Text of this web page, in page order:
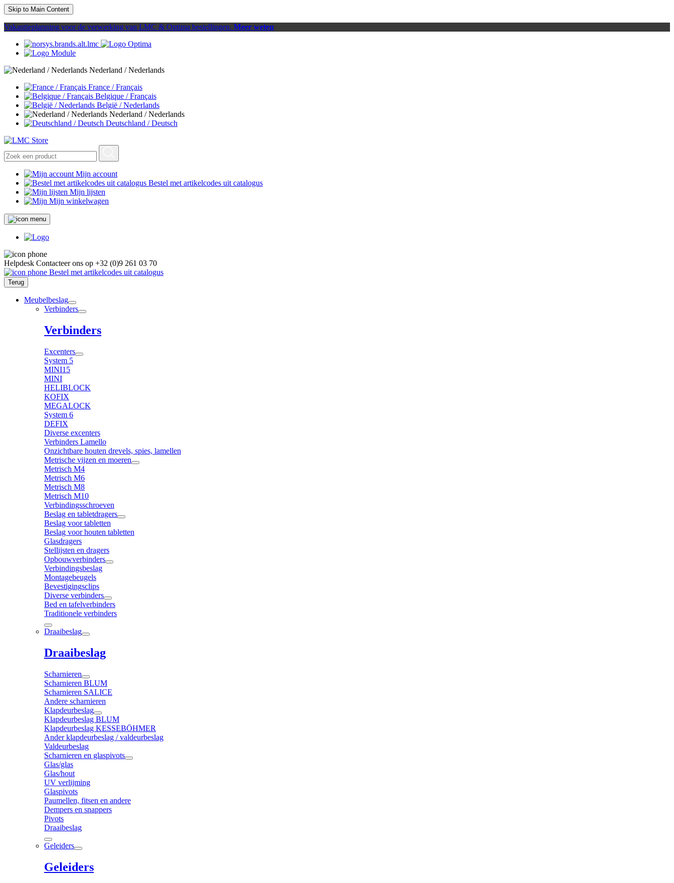
Skip to Main Content
Vakantieplanning voor de verwerking van LMC & Optima bestellingen. Meer weten
Nederland / Nederlands
France / Français
Belgique / Français
België / Nederlands
Nederland / Nederlands
Deutschland / Deutsch
Mijn account
Bestel met artikelcodes uit catalogus
Mijn lijsten
Mijn winkelwagen
Helpdesk Contacteer ons op +32 (0)9 261 03 70
Bestel met artikelcodes uit catalogus
Terug
Meubelbeslag
Verbinders
Verbinders
Excenters
System 5
MINI15
MINI
HELIBLOCK
KOFIX
MEGALOCK
System 6
DEFIX
Diverse excenters
Verbinders Lamello
Onzichtbare houten drevels, spies, lamellen
Metrische vijzen en moeren
Metrisch M4
Metrisch M6
Metrisch M8
Metrisch M10
Verbindingsschroeven
Beslag en tabletdragers
Beslag voor tabletten
Beslag voor houten tabletten
Glasdragers
Stellijsten en dragers
Opbouwverbinders
Verbindingsbeslag
Montagebeugels
Bevestigingsclips
Diverse verbinders
Bed en tafelverbinders
Traditionele verbinders
Draaibeslag
Draaibeslag
Scharnieren
Scharnieren BLUM
Scharnieren SALICE
Andere scharnieren
Klapdeurbeslag
Klapdeurbeslag BLUM
Klapdeurbeslag KESSEBÖHMER
Ander klapdeurbeslag / valdeurbeslag
Valdeurbeslag
Scharnieren en glaspivots
Glas/glas
Glas/hout
UV verlijming
Glaspivots
Paumellen, fitsen en andere
Dempers en snappers
Pivots
Draaibeslag
Geleiders
Geleiders